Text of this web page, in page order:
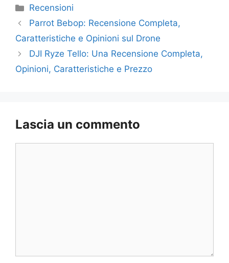
Categorie
Recensioni
Parrot Bebop: Recensione Completa,
Caratteristiche e Opinioni sul Drone
DJI Ryze Tello: Una Recensione Completa,
Opinioni, Caratteristiche e Prezzo
Lascia un commento